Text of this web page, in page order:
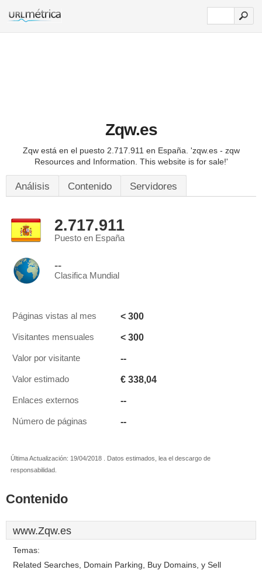
Zqw.es
Zqw está en el puesto 2.717.911 en España. 'zqw.es - zqw
Resources and Information. This website is for sale!'
Análisis Contenido Servidores
2.717.911
Puesto en España
--
Clasifica Mundial
Páginas vistas al mes < 300
Visitantes mensuales < 300
Valor por visitante --
Valor estimado € 338,04
Enlaces externos --
Número de páginas --
Última Actualización: 19/04/2018 . Datos estimados, lea el descargo de
responsabilidad.
Contenido
www.Zqw.es
Temas:
Related Searches, Domain Parking, Buy Domains, y Sell